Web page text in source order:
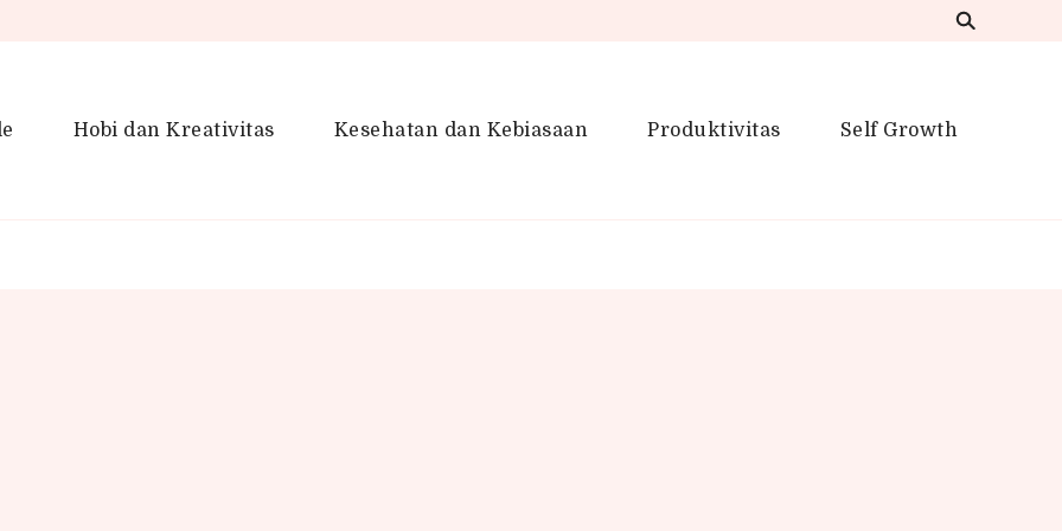
Hobi dan Kreativitas Kesehatan dan Kebiasaan Produktivitas Self Growth